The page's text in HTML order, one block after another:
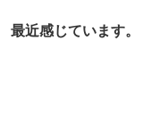
最近感じています。